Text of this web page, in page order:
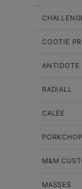
COOTIE
ANTIDOTE
RADIALL
CALEE
M&M
MASSES